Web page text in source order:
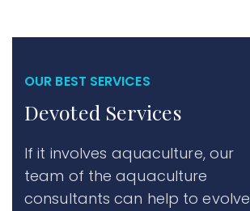
OUR BEST SERVICES
Devoted Services
If it involves aquaculture, our
team of the aquaculture
consultants can help to evolve